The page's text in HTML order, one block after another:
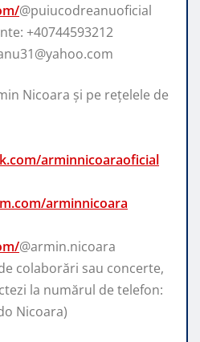
@puiucodreanuoficial
+40744593212
Nicoara și pe rețelele de
arminnicoaraoficial
arminnicoara
@armin.nicoara
colaborări sau concerte,
la numărul de telefon:
Nicoara)